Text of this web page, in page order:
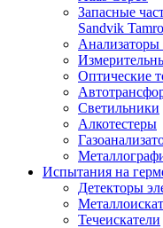
Запасные
Sandvik
Анализаторы
Оптические
Светильники
Алкотестеры
Испытания на
Детекторы
Течеискатели